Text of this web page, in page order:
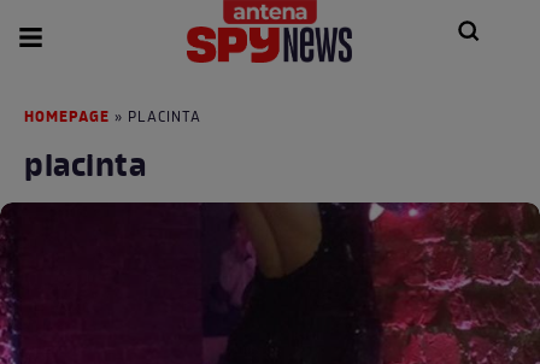
HOMEPAGE » PLACINTA
placinta